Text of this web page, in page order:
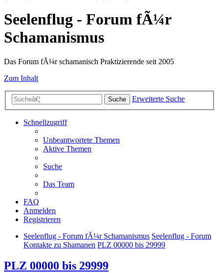
Seelenflug - Forum fÃ¼r
Schamanismus
Das Forum fÃ¼r schamanisch Praktizierende seit 2005
Zum Inhalt
Suche Erweiterte Suche
Schnellzugriff
Unbeantwortete Themen
Aktive Themen
Suche
Das Team
FAQ
Anmelden
Registrieren
Seelenflug - Forum fÃ¼r Schamanismus Seelenflug - Forum
Kontakte zu Shamanen PLZ 00000 bis 29999
PLZ 00000 bis 29999